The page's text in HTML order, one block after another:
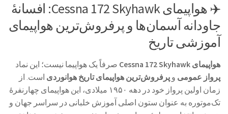
✈️ هواپیمای Cessna 172 Skyhawk: افسانهٔ
جاودانه آسمان‌ها و پرفروش‌ترین هواپیمای
آموزشی تاریخ
هواپیمای Cessna 172 Skyhawk
صرفاً یک هواپیما نیست؛ این نماد
پرواز عمومی و پرفروش‌ترین هواپیمای تاریخ هوانوردی است. از
زمان اولین پرواز خود در دهه ۱۹۵۰ میلادی، این هواپیمای چهارنفرهٔ
تک‌موتوره به عنوان ستون اصلی آموزش خلبانی در سراسر جهان و